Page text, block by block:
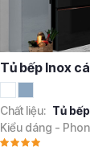
Tủ bếp Inox
Chất liệu: Tủ
Kiểu dáng -